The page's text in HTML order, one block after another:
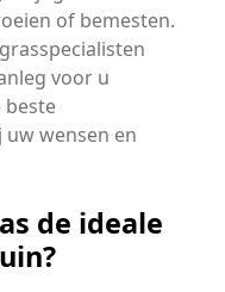
of bemesten.
voor u
beste
wensen en
de ideale